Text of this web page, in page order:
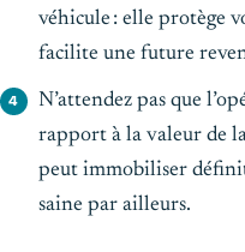
véhicule : elle protège
facilite une future
N’attendez pas que
rapport à la valeur de
peut immobiliser
saine par ailleurs.